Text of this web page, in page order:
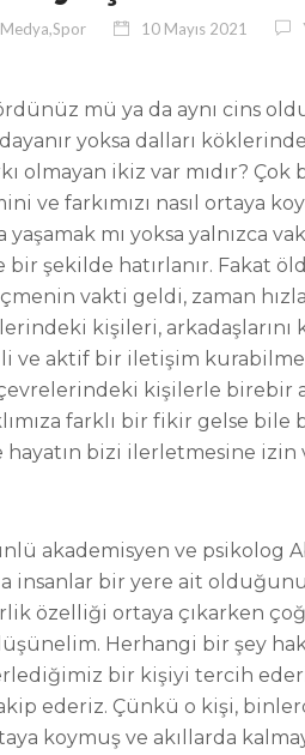
,Spor 10 Mayıs 2021
mü ya da aynı cins
yoksa dalları
olmayan ikiz var mıdır?
ve farkımızı nasıl ortaya
mı yoksa yalnızca
bir şekilde hatırlanır. Fakat
vakti geldi, zaman
kişileri, arkadaşlarını
ve aktif bir iletişim
kişilerle birebir
farklı bir fikir gelse
hayatın bizi ilerletmesine
akademisyen ve psikolog
insanlar bir yere ait
özelliği ortaya çıkarken
Herhangi bir şey
bir kişiyi tercih
ederiz. Çünkü o kişi,
koymuş ve akıllarda